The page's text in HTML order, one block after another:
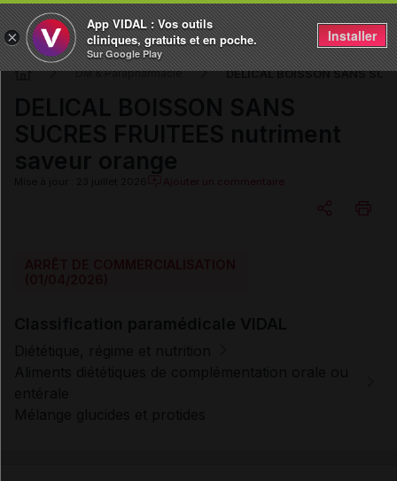
DM & Parapharmacie DELICAL BOISSON SANS
Ajouter un commentaire
×
App VIDAL : Vos outils
cliniques, gratuits et en poche.
Sur Google Play
Installer